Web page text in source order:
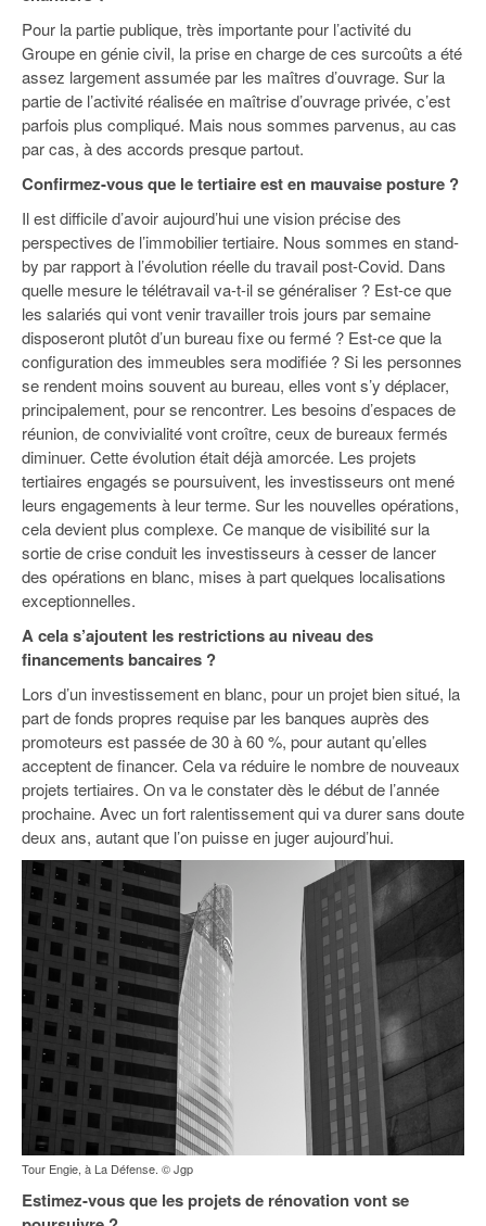
Pour la partie publique, très importante pour l’activité du
Groupe en génie civil, la prise en charge de ces surcoûts a été
assez largement assumée par les maîtres d’ouvrage. Sur la
partie de l’activité réalisée en maîtrise d’ouvrage privée, c’est
parfois plus compliqué. Mais nous sommes parvenus, au cas
par cas, à des accords presque partout.
Confirmez-vous que le tertiaire est en mauvaise posture ?
Il est difficile d’avoir aujourd’hui une vision précise des
perspectives de l’immobilier tertiaire. Nous sommes en stand-
by par rapport à l’évolution réelle du travail post-Covid. Dans
quelle mesure le télétravail va-t-il se généraliser ? Est-ce que
les salariés qui vont venir travailler trois jours par semaine
disposeront plutôt d’un bureau fixe ou fermé ? Est-ce que la
configuration des immeubles sera modifiée ? Si les personnes
se rendent moins souvent au bureau, elles vont s’y déplacer,
principalement, pour se rencontrer. Les besoins d’espaces de
réunion, de convivialité vont croître, ceux de bureaux fermés
diminuer. Cette évolution était déjà amorcée. Les projets
tertiaires engagés se poursuivent, les investisseurs ont mené
leurs engagements à leur terme. Sur les nouvelles opérations,
cela devient plus complexe. Ce manque de visibilité sur la
sortie de crise conduit les investisseurs à cesser de lancer
des opérations en blanc, mises à part quelques localisations
exceptionnelles.
A cela s’ajoutent les restrictions au niveau des
financements bancaires ?
Lors d’un investissement en blanc, pour un projet bien situé, la
part de fonds propres requise par les banques auprès des
promoteurs est passée de 30 à 60 %, pour autant qu’elles
acceptent de financer. Cela va réduire le nombre de nouveaux
projets tertiaires. On va le constater dès le début de l’année
prochaine. Avec un fort ralentissement qui va durer sans doute
deux ans, autant que l’on puisse en juger aujourd’hui.
Tour Engie, à La Défense. © Jgp
Estimez-vous que les projets de rénovation vont se